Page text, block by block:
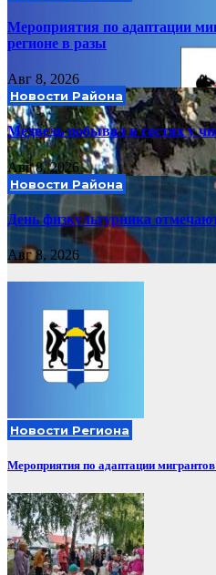
Мероприятия по адаптации
регионе в разы
Авг 8, 2026
Новости Района
Медведь побывал в гостях у
Авг 8, 2026
Новости Района
День физкультурника
Авг 8, 2026
Новости Региона
Мероприятия по адаптации